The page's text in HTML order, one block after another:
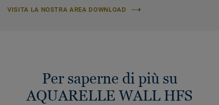
VISITA LA NOSTRA AREA DOWNLOAD
Per saperne di più su
AQUARELLE WALL HFS